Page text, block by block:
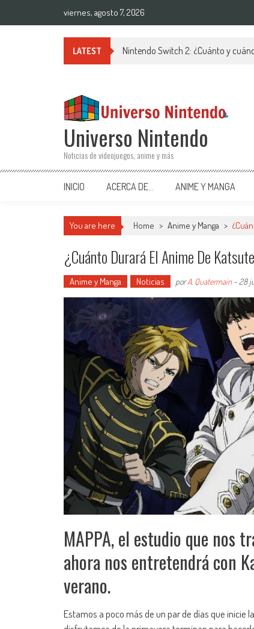
viernes, agosto 7, 2026
LATEST Nintendo Switch 2: ¿Cuánto y
Universo Nintendo
Noticias de videojuegos, anime y más
INICIO ACERCA DE… ANIME Y MANGA
You are here Home > Anime y Manga >
¿Cuánto Durará El Anime De
Anime y Manga Noticias porA. Quatermain - 28
MAPPA, el estudio que nos
ahora nos entretendrá con
verano.
Estamos a poco más de un par de días que inicie